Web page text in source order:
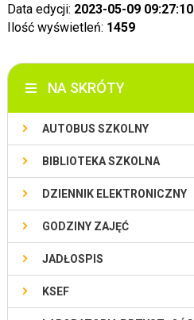
Data edycji: 2023-05-09 09:27:10
Ilość wyświetleń: 1459
NA SKRÓTY
AUTOBUS SZKOLNY
BIBLIOTEKA SZKOLNA
DZIENNIK ELEKTRONICZNY
GODZINY ZAJĘĆ
JADŁOSPIS
KSEF